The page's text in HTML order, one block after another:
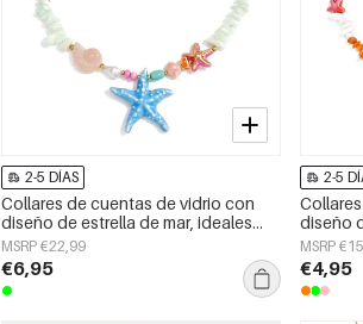
2-5 DÍAS
Collares de cuentas de vidrio con
diseño de estrella de mar, ideales
para vacaciones o para disfrutar de
la playa. Colección romántica para
mujer.
MSRP €22,99
€6,95
2-5
diseño
MSRP
€4,95